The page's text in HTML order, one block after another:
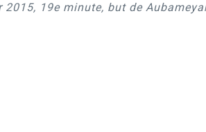
2015, 19e minute, but de